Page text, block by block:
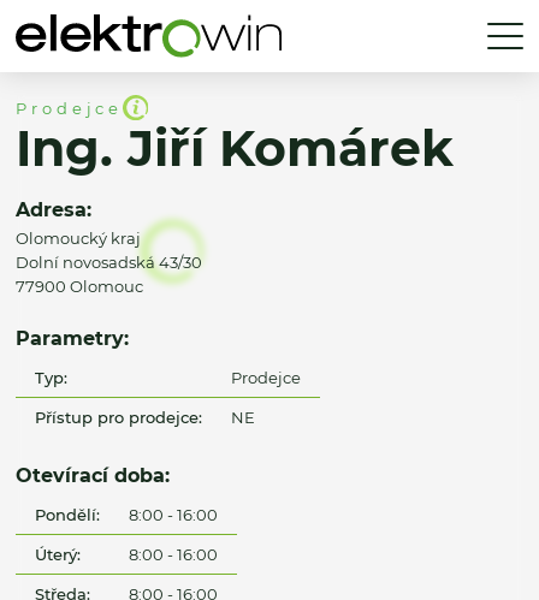
Prodejce
Ing. Jiří Komárek
Adresa:
Olomoucký kraj
Dolní novosadská 43/30
77900 Olomouc
Parametry:
Typ: Prodejce
Přístup pro prodejce: NE
Otevírací doba:
Pondělí: 8:00 - 16:00
Úterý: 8:00 - 16:00
Středa: 8:00 - 16:00